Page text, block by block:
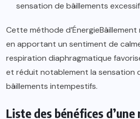
sensation de bâillements
Cette méthode
en apportant un sentiment de
respiration diaphragmatique
et réduit notablement la sensation
bâillements intempestifs.
Liste des bénéfices